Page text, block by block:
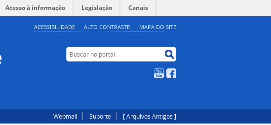
ACESSIBILIDADE ALTO CONTRASTE MAPA DO SITE
Acesso à informação Legislação Canais
Buscar no portal
YouTube
Webmail Suporte [ Arquivos Antigos ]